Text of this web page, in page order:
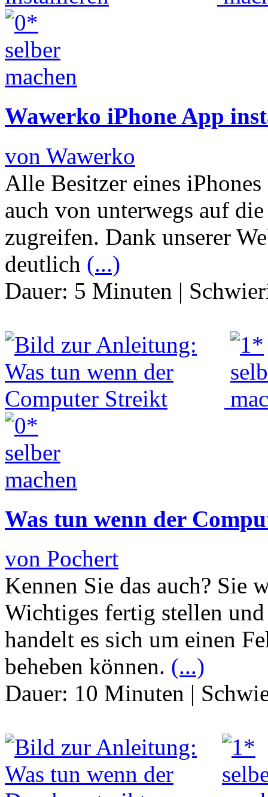
Wawerko iPhone App
von Wawerko
Alle Besitzer eines
auch von unterwegs auf
zugreifen. Dank unserer
deutlich (...)
Dauer: 5 Minuten |
Was tun wenn der
von Pochert
Kennen Sie das auch? Sie
Wichtiges fertig stellen
handelt es sich um einen
beheben können. (...)
Dauer: 10 Minuten |